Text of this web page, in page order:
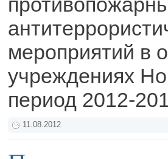
мероприятий в
учреждениях
период 2012-
11.08.2012